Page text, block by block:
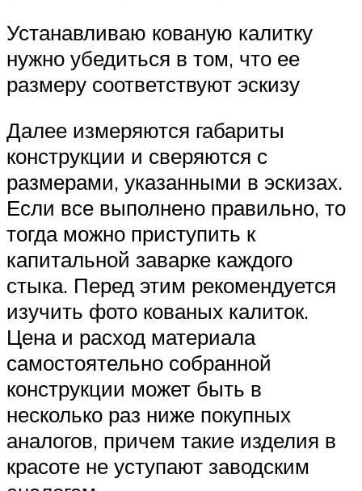
Устанавливаю кованую калитку
нужно убедиться в том, что ее
размеру соответствуют эскизу
Далее измеряются габариты
конструкции и сверяются с
размерами, указанными в эскизах.
Если все выполнено правильно, то
тогда можно приступить к
капитальной заварке каждого
стыка. Перед этим рекомендуется
изучить фото кованых калиток.
Цена и расход материала
самостоятельно собранной
конструкции может быть в
несколько раз ниже покупных
аналогов, причем такие изделия в
красоте не уступают заводским